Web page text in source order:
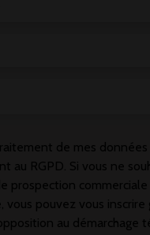
de mes
au RGPD. Si vous ne
prospection commerciale
vous pouvez vous
au démarchage